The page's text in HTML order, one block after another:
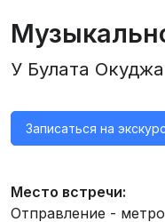
У Булата
Записаться на
Место встречи:
Отправление -